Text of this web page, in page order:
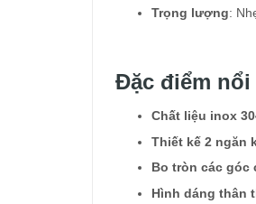
Trọng lượng:
Đặc điểm nổi
Chất liệu inox
Thiết kế 2 ngăn
Bo tròn các góc
Hình dáng thân